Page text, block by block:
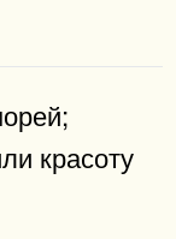
красоту